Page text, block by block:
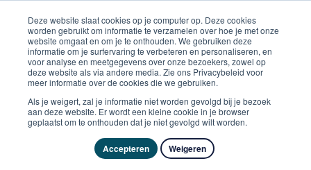
Deze website slaat cookies op je computer op. Deze cookies
worden gebruikt om informatie te verzamelen over hoe je met onze
website omgaat en om je te onthouden. We gebruiken deze
informatie om je surfervaring te verbeteren en personaliseren, en
voor analyse en meetgegevens over onze bezoekers, zowel op
deze website als via andere media. Zie ons Privacybeleid voor
meer informatie over de cookies die we gebruiken.
Als je weigert, zal je informatie niet worden gevolgd bij je bezoek
aan deze website. Er wordt een kleine cookie in je browser
geplaatst om te onthouden dat je niet gevolgd wilt worden.
Accepteren Weigeren
Hond Teken bij de hond dit moet je weten
Teken bij honden: risico's,
ziektes en preventie